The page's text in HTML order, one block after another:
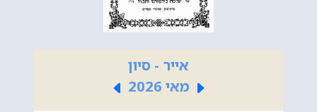
אייר - סיון
מאי 2026